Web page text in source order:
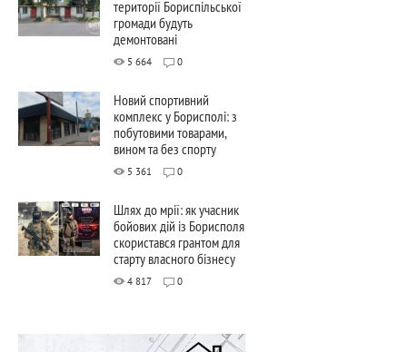
території Бориспільської
громади будуть
демонтовані
5 664 0
Новий спортивний
комплекс у Борисполі: з
побутовими товарами,
вином та без спорту
5 361 0
Шлях до мрії: як учасник
бойових дій із Борисполя
скористався грантом для
старту власного бізнесу
4 817 0